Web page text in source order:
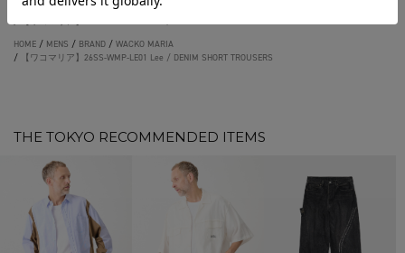
HOME / MENS /ボトム /ショートパンツ
HOME / MENS / BRAND / WACKO MARIA
/
【ワコマリア】26SS-WMP-LE01 Lee / DENIM SHORT TROUSERS
THE TOKYO RECOMMENDED ITEMS